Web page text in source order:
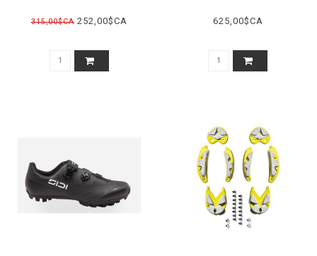
315,00$CA 252,00$CA 625,00$CA